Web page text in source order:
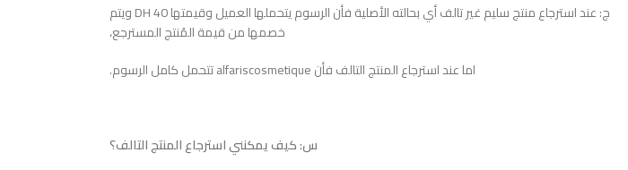
ج: عند استرجاع منتج سليم غير تالف أي بحالته الأصلية فأن الرسوم يتحملها العميل وقيمتها 40 DH ويتم
خصمها من قيمة المُنتج المسترجع،
اما عند استرجاع المنتج التالف فأن alfariscosmetique تتحمل كامل الرسوم.
س: كيف يمكنني استرجاع المنتج التالف؟